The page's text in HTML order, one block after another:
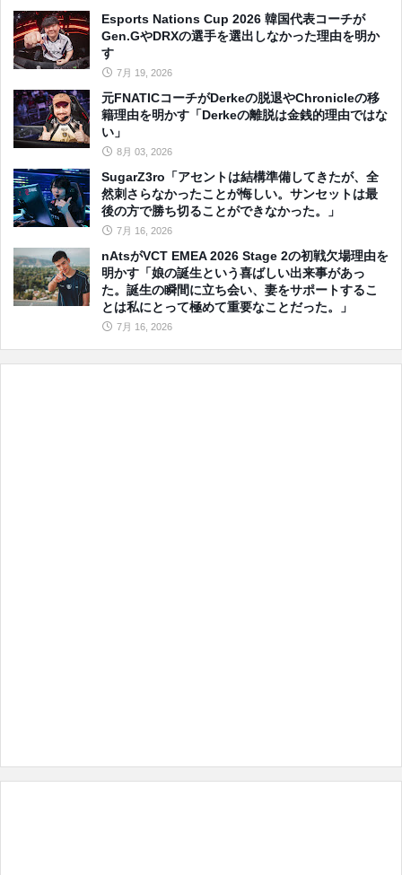
Esports Nations Cup 2026 韓国代表コーチが
Gen.GやDRXの選手を選出しなかった理由を明か
す
7月 19, 2026
元FNATICコーチがDerkeの脱退やChronicleの移
籍理由を明かす「Derkeの離脱は金銭的理由ではな
い」
8月 03, 2026
SugarZ3ro「アセントは結構準備してきたが、全
然刺さらなかったことが悔しい。サンセットは最
後の方で勝ち切ることができなかった。」
7月 16, 2026
nAtsがVCT EMEA 2026 Stage 2の初戦欠場理由を
明かす「娘の誕生という喜ばしい出来事があっ
た。誕生の瞬間に立ち会い、妻をサポートするこ
とは私にとって極めて重要なことだった。」
7月 16, 2026